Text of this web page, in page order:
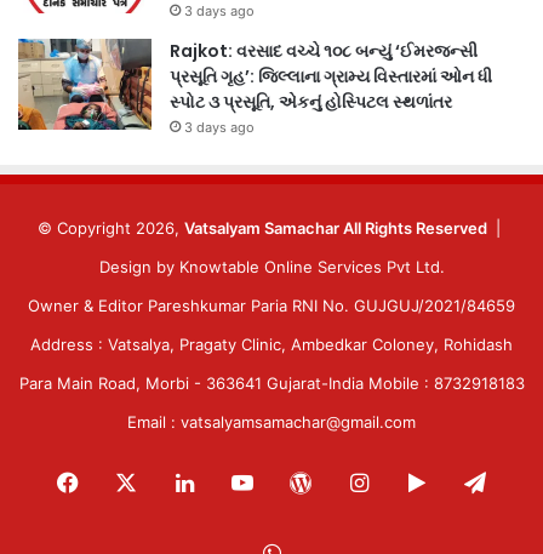
3 days ago
Rajkot: વરસાદ વચ્ચે ૧૦૮ બન્યું ‘ઈમરજન્સી
પ્રસૂતિ ગૃહ’: જિલ્લાના ગ્રામ્ય વિસ્તારમાં ઓન ધી
સ્પોટ ૩ પ્રસૂતિ, એકનું હોસ્પિટલ સ્થળાંતર
3 days ago
© Copyright 2026, Vatsalyam Samachar All Rights Reserved
Design by Knowtable Online Services Pvt Ltd.
Owner & Editor Pareshkumar Paria RNI No. GUJGUJ/2021/84659
Address : Vatsalya, Pragaty Clinic, Ambedkar Coloney, Rohidash
Para Main Road, Morbi - 363641 Gujarat-India Mobile : 8732918183
Email : vatsalyamsamachar@gmail.com
Facebook LinkedInYouTubeWordPressInstagram
Google